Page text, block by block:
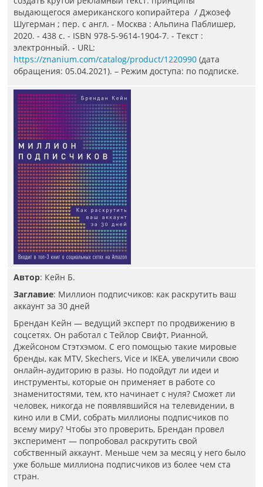
выдающегося американского копирайтера / Джозеф
Шугерман ; пер. с англ. - Москва : Альпина Паблишер,
2020. - 438 с. - ISBN 978-5-9614-1904-7. - Текст :
электронный. - URL:
https://znanium.com/catalog/product/1220990 (дата
обращения: 05.04.2021). – Режим доступа: по подписке.
Автор: Кейн Б.
Заглавие: Миллион подписчиков: как раскрутить ваш
аккаунт за 30 дней
Брендан Кейн — ведущий эксперт по продвижению в
соцсетях. Он работал с Тейлор Свифт, Рианной,
Джейсоном Стэтхэмом. С его помощью такие мировые
бренды, как MTV, Skechers, Vice и IKEA, увеличили свою
онлайн-аудиторию в разы. Но подойдут ли идеи и
инструменты, которые он применяет в работе со
знаменитостями, тем, кто начинает с нуля? Сможет ли
человек, никогда не появлявшийся на телевидении, в
кино или в СМИ, собрать миллионы подписчиков по
всему миру? Чтобы это проверить, Брендан провел
эксперимент — попробовал раскрутить свой
собственный аккаунт. Меньше чем за месяц у него было
уже больше миллиона подписчиков из более чем ста
стран.